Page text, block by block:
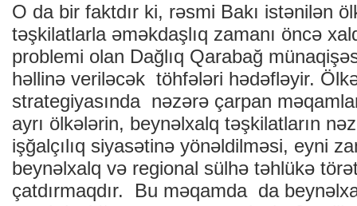
O da bir faktdır ki, rəsmi Bakı istənilən
təşkilatlarla əməkdaşlıq zamanı öncə
problemi olan Dağlıq Qarabağ
həllinə veriləcək töhfələri hədəfləyir.
strategiyasında nəzərə çarpan
ayrı ölkələrin, beynəlxalq təşkilatların
işğalçılıq siyasətinə yönəldilməsi, eyni
beynəlxalq və regional sülhə təhlükə
çatdırmaqdır. Bu məqamda da